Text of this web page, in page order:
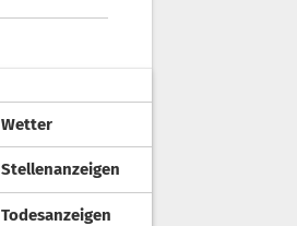
Wetter
Stellenanzeigen
Todesanzeigen